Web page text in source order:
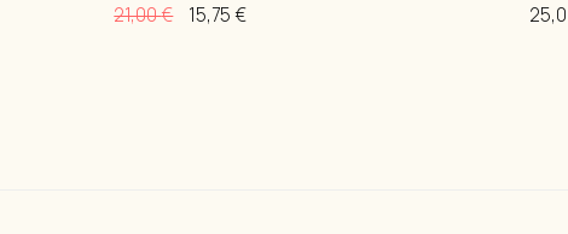
21,00€ 15,75€